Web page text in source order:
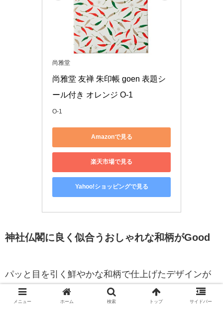
尚雅堂
尚雅堂 友禅 朱印帳 goen 表題シ
ール付き オレンジ O-1
O-1
Amazonで見る
楽天市場で見る
Yahoo!ショッピングで見る
神社仏閣に良く似合うおしゃれな和柄がGood
パッと目を引く鮮やかな和柄で仕上げたデザインが
魅力的。落ち着いている柄なので男性も持ちやすい
メニュー ホーム 検索 トップ サイドバー